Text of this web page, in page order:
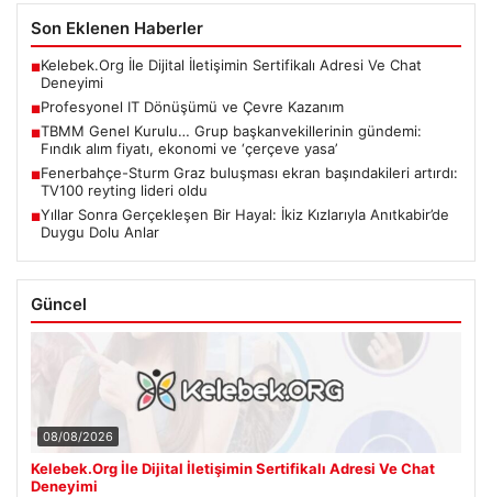
Son Eklenen Haberler
■Kelebek.Org İle Dijital İletişimin Sertifikalı Adresi Ve Chat
Deneyimi
■Profesyonel IT Dönüşümü ve Çevre Kazanım
■TBMM Genel Kurulu… Grup başkanvekillerinin gündemi:
Fındık alım fiyatı, ekonomi ve ‘çerçeve yasa’
■Fenerbahçe-Sturm Graz buluşması ekran başındakileri artırdı:
TV100 reyting lideri oldu
■Yıllar Sonra Gerçekleşen Bir Hayal: İkiz Kızlarıyla Anıtkabir’de
Duygu Dolu Anlar
Güncel
08/08/2026
Kelebek.Org İle Dijital İletişimin Sertifikalı Adresi Ve Chat
Deneyimi